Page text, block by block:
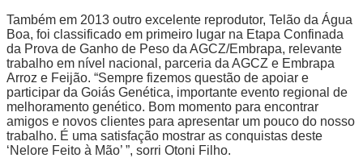
Também em 2013 outro excelente reprodutor, Telão da Água
Boa, foi classificado em primeiro lugar na Etapa Confinada
da Prova de Ganho de Peso da AGCZ/Embrapa, relevante
trabalho em nível nacional, parceria da AGCZ e Embrapa
Arroz e Feijão. “Sempre fizemos questão de apoiar e
participar da Goiás Genética, importante evento regional de
melhoramento genético. Bom momento para encontrar
amigos e novos clientes para apresentar um pouco do nosso
trabalho. É uma satisfação mostrar as conquistas deste
‘Nelore Feito à Mão’ ”, sorri Otoni Filho.